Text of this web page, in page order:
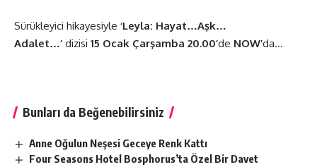
Sürükleyici hikayesiyle ‘Leyla: Hayat…Aşk…
Adalet…’ dizisi 15 Ocak Çarşamba 20.00’de NOW’da…
Bunları da Beğenebilirsiniz
Anne Oğulun Neşesi Geceye Renk Kattı
Four Seasons Hotel Bosphorus’ta Özel Bir Davet